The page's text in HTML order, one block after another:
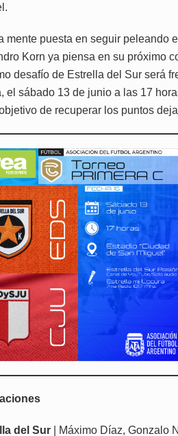
mente puesta en seguir peleando
Korn ya piensa en su próximo
desafío de Estrella del Sur será
el sábado 13 de junio a las 17
de recuperar los puntos
del Sur | Máximo Díaz, Gonzalo